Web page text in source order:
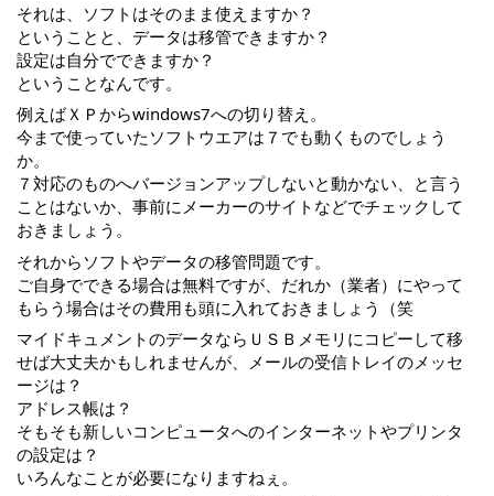
それは、ソフトはそのまま使えますか？
ということと、データは移管できますか？
設定は自分でできますか？
ということなんです。
例えばＸＰからwindows7への切り替え。
今まで使っていたソフトウエアは７でも動くものでしょう
か。
７対応のものへバージョンアップしないと動かない、と言う
ことはないか、事前にメーカーのサイトなどでチェックして
おきましょう。
それからソフトやデータの移管問題です。
ご自身でできる場合は無料ですが、だれか（業者）にやって
もらう場合はその費用も頭に入れておきましょう（笑
マイドキュメントのデータならＵＳＢメモリにコピーして移
せば大丈夫かもしれませんが、メールの受信トレイのメッセ
ージは？
アドレス帳は？
そもそも新しいコンピュータへのインターネットやプリンタ
の設定は？
いろんなことが必要になりますねぇ。